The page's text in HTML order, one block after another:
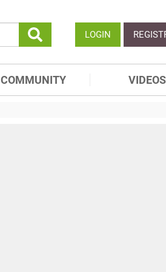
LOGIN
COMMUNITY VIDEOS